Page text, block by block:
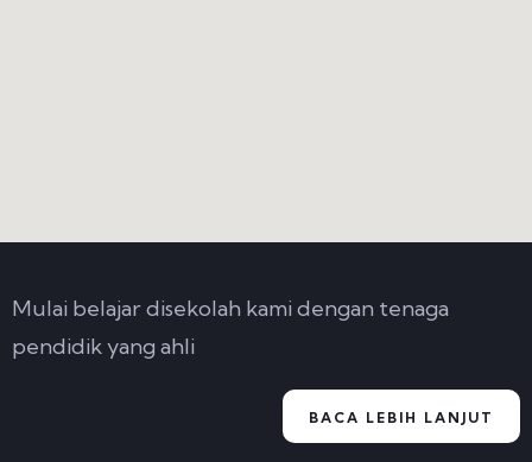
Mulai belajar disekolah kami dengan tenaga
pendidik yang ahli
BACA LEBIH LANJUT